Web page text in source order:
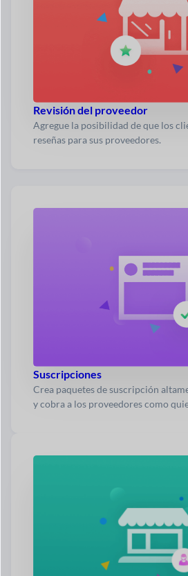
Revisión del proveedor
Agregue la posibilidad de que los
reseñas para sus proveedores.
Suscripciones
Crea paquetes de suscripción
y cobra a los proveedores como